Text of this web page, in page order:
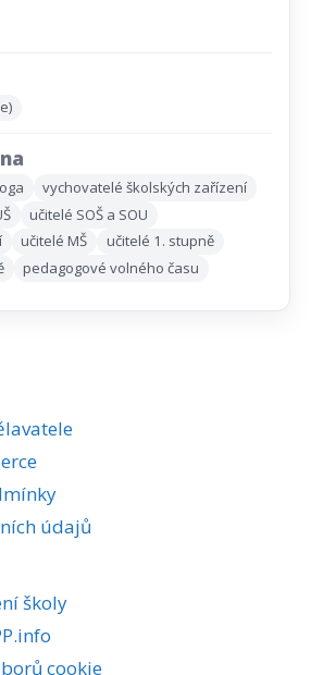
vychovatelé školských zařízení
učitelé SOŠ a SOU
učitelé MŠ
učitelé 1. stupně
pedagogové volného času
údajů
školy
cookie